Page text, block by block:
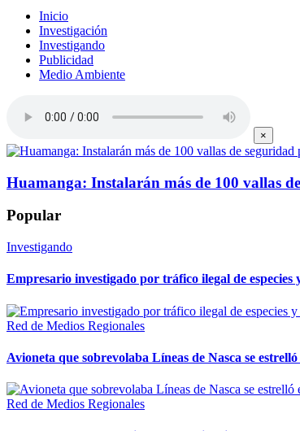
Inicio
Investigación
Investigando
Publicidad
Medio Ambiente
×
Huamanga: Instalarán más de 100 vallas
Popular
Investigando
Empresario investigado por tráfico ilegal de
Red de Medios Regionales
Avioneta que sobrevolaba Líneas de Nasca se
Red de Medios Regionales